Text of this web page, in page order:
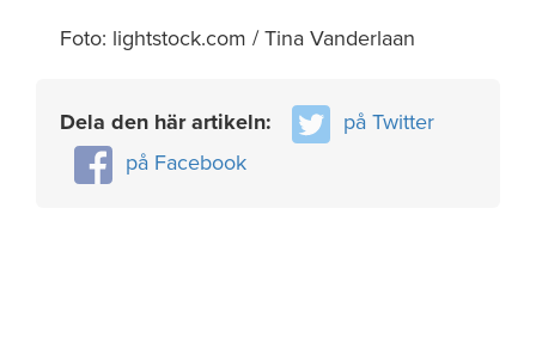
Foto: lightstock.com / Tina Vanderlaan
Dela den här artikeln:
på Twitter
på Facebook